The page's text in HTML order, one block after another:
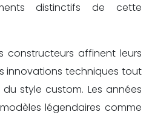
distinctifs de cette
constructeurs affinent leurs
innovations techniques tout
style custom. Les années
légendaires comme